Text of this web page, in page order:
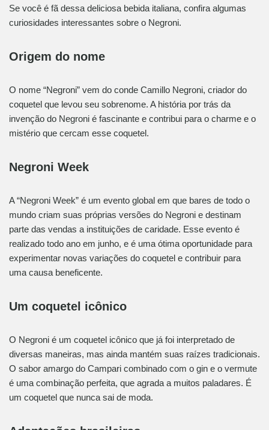
Se você é fã dessa deliciosa bebida italiana, confira algumas
curiosidades interessantes sobre o Negroni.
Origem do nome
O nome “Negroni” vem do conde Camillo Negroni, criador do
coquetel que levou seu sobrenome. A história por trás da
invenção do Negroni é fascinante e contribui para o charme e o
mistério que cercam esse coquetel.
Negroni Week
A “Negroni Week” é um evento global em que bares de todo o
mundo criam suas próprias versões do Negroni e destinam
parte das vendas a instituições de caridade. Esse evento é
realizado todo ano em junho, e é uma ótima oportunidade para
experimentar novas variações do coquetel e contribuir para
uma causa beneficente.
Um coquetel icônico
O Negroni é um coquetel icônico que já foi interpretado de
diversas maneiras, mas ainda mantém suas raízes tradicionais.
O sabor amargo do Campari combinado com o gin e o vermute
é uma combinação perfeita, que agrada a muitos paladares. É
um coquetel que nunca sai de moda.